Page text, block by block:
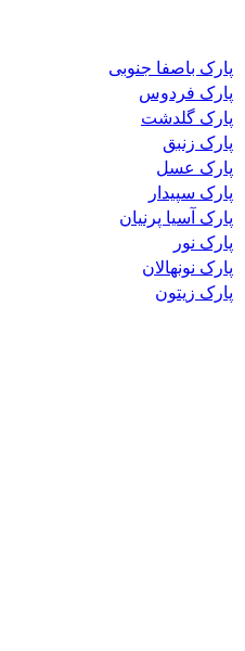
پارک باصفا جنوبی
پارک فردوس
پارک گلدشت
پارک زنبق
پارک عسل
پارک سپیدار
پارک آسیا پرنیان
پارک نور
پارک نونهالان
پارک زیتون